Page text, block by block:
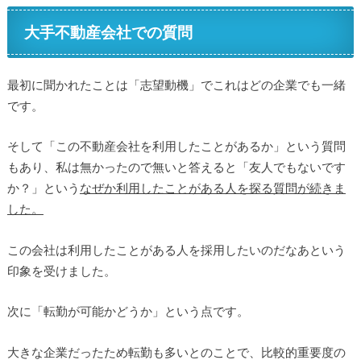
大手不動産会社での質問
最初に聞かれたことは「志望動機」でこれはどの企業でも一緒
です。
そして「この不動産会社を利用したことがあるか」という質問
もあり、私は無かったので無いと答えると「友人でもないです
か？」という なぜか利用したことがある人を探る質問が続きま
した。
この会社は利用したことがある人を採用したいのだなあという
印象を受けました。
次に「転勤が可能かどうか」という点です。
大きな企業だったため転勤も多いとのことで、比較的重要度の